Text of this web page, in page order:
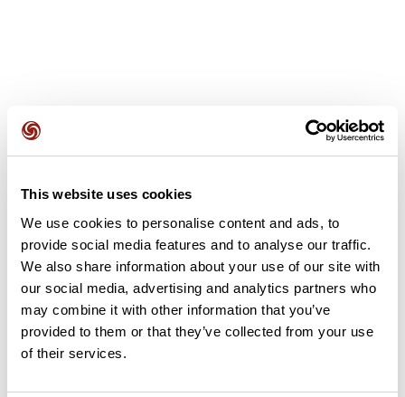
This website uses cookies
We use cookies to personalise content and ads, to
provide social media features and to analyse our traffic.
We also share information about your use of our site with
our social media, advertising and analytics partners who
may combine it with other information that you’ve
provided to them or that they’ve collected from your use
of their services.
Ajouter un avis
Découvrez ce parcours de vélo de 72,4 km à proximité de